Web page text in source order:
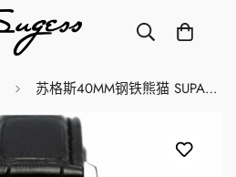
苏格斯40MM钢铁熊猫 SUPANK092GN/SN